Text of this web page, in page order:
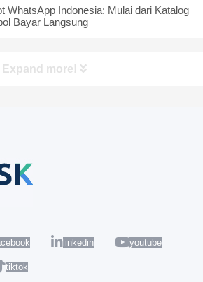
WhatsApp Indonesia: Mulai dari Katalog
Bayar Langsung
Expand more!
linkedin youtube
tiktok